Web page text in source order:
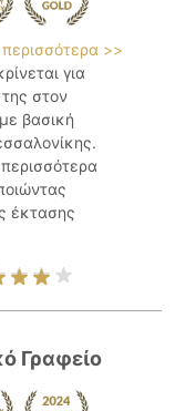
περισσότερα >>
για
στον
βασική
περισσότερα
έκτασης
Γραφείο